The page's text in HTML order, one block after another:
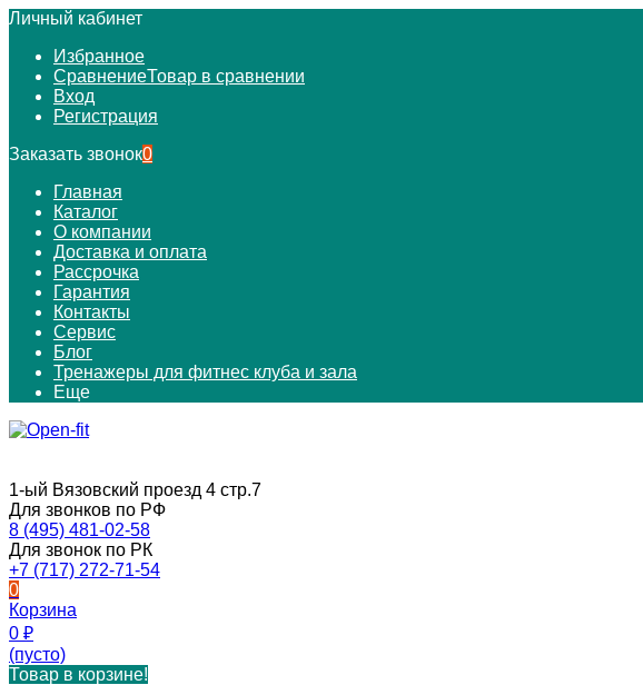
Личный кабинет
Избранное
СравнениеТовар в сравнении
Вход
Регистрация
Заказать звонок0
Главная
Каталог
О компании
Доставка и оплата
Рассрочка
Гарантия
Контакты
Сервис
Блог
Тренажеры для фитнес клуба и зала
Еще
1-ый Вязовский проезд 4 стр.7
Для звонков по РФ
8 (495) 481-02-58
Для звонок по РК
+7 (717) 272-71-54
0
Корзина
0 ₽
(пусто)
Товар в корзине!